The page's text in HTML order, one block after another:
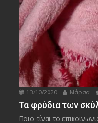
13/10/2020 Μάρσα
Τα φρύδια των
Ποιο είναι το